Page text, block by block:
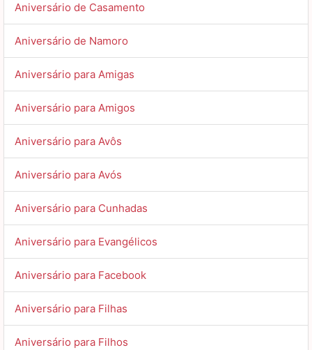
Aniversário de Casamento
Aniversário de Namoro
Aniversário para Amigas
Aniversário para Amigos
Aniversário para Avôs
Aniversário para Avós
Aniversário para Cunhadas
Aniversário para Evangélicos
Aniversário para Facebook
Aniversário para Filhas
Aniversário para Filhos